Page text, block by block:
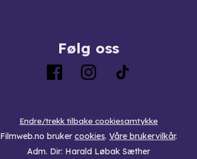
Følg oss
Endre/trekk tilbake cookiesamtykke
Filmweb.no bruker cookies. Våre brukervilkår.
Adm. Dir: Harald Løbak Sæther